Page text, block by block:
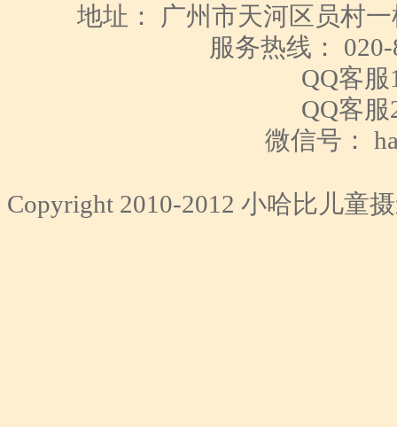
地址： 广州市天河区员村
服务热线：
QQ客服
QQ客服
微信号：
Copyright 2010-2012 小哈比儿童